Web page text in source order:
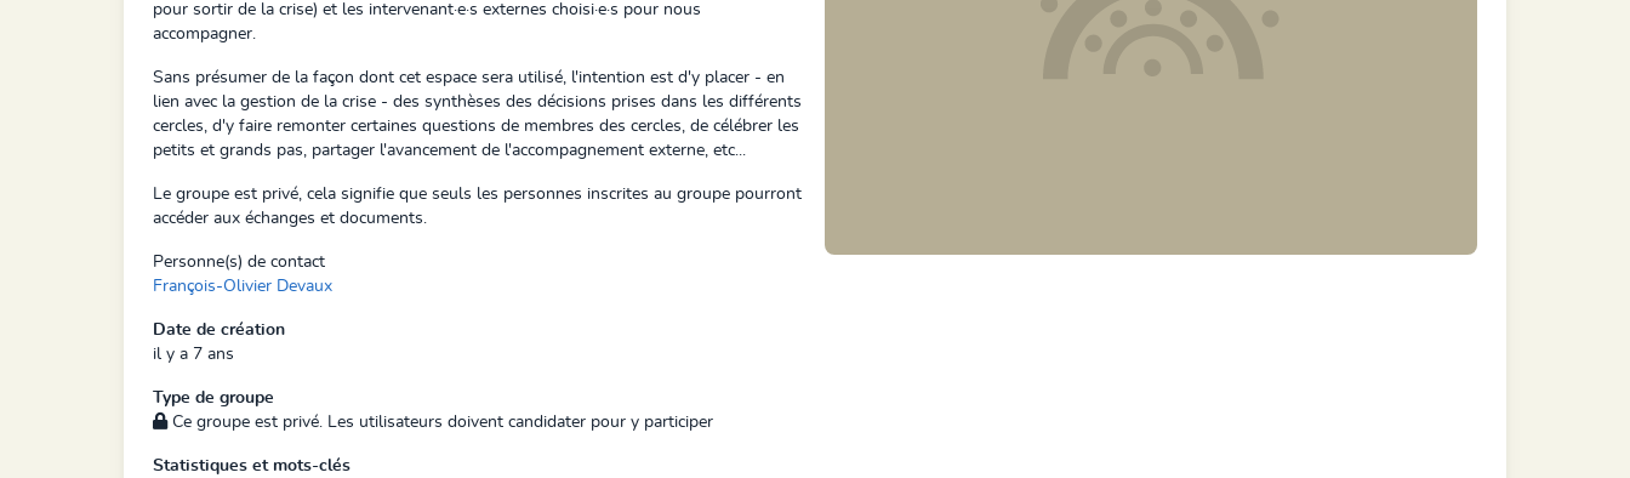
pour sortir de la crise) et les intervenant·e·s externes choisi·e·s pour nous
accompagner.
Sans présumer de la façon dont cet espace sera utilisé, l'intention est d'y placer - en
lien avec la gestion de la crise - des synthèses des décisions prises dans les différents
cercles, d'y faire remonter certaines questions de membres des cercles, de célébrer les
petits et grands pas, partager l'avancement de l'accompagnement externe, etc...
Le groupe est privé, cela signifie que seuls les personnes inscrites au groupe pourront
accéder aux échanges et documents.
Personne(s) de contact
François-Olivier Devaux
Date de création
il y a 7 ans
Type de groupe
Ce groupe est privé. Les utilisateurs doivent candidater pour y participer
Statistiques et mots-clés